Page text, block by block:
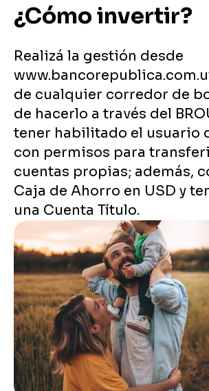
¿Cómo invertir?
Realizá la gestión desde
de cualquier corredor de
de hacerlo a través del
tener habilitado el usuario
con permisos para
cuentas propias; además,
Caja de Ahorro en USD y
una Cuenta Título.